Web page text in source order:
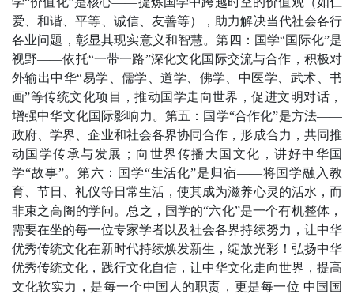
爱、和谐、平等、诚信、友善等），助力解决当代社会各行
各业问题，彰显其现实意义和智慧。第四：国学“国际化”是
视野——依托“一带一路”深化文化国际交流与合作，积极对
外输出中华“易学、儒学、道学、佛学、中医学、武术、书
画”等传统文化项目，推动国学走向世界，促进文明对话，
增强中华文化国际影响力。第五：国学“合作化”是方法——
政府、学界、企业和社会各界协同合作，形成合力，共同推
动国学传承与发展；向世界传播大国文化，讲好中华国
学“故事”。第六：国学“生活化”是归宿——将国学融入教
育、节日、礼仪等日常生活，使其成为滋养心灵的活水，而
非束之高阁的学问。总之，国学的“六化”是一个有机整体，
需要在坐的每一位专家学者以及社会各界持续努力，让中华
优秀传统文化在新时代持续焕发新生，绽放光彩！弘扬中华
优秀传统文化，践行文化自信，让中华文化走向世界，提高
文化软实力，是每一个中国人的职责，更是每一位 中国国